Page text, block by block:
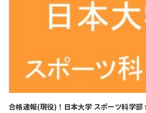
合格速報(現役)！日本大学 スポーツ科学部